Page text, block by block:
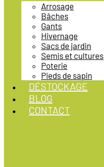
Arrosage
Bâches
Gants
Hivernage
Sacs de jardin
Semis et cultures
Poterie
Pieds de sapin
DÉSTOCKAGE
BLOG
CONTACT